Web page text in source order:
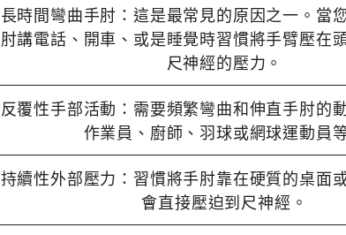
長時間彎曲手肘：這是最常見的原因之一。當
肘講電話、開車、或是睡覺時習慣將手臂壓在
尺神經的壓力。
反覆性手部活動：需要頻繁彎曲和伸直手肘的
作業員、廚師、羽球或網球運動員
持續性外部壓力：習慣將手肘靠在硬質的桌面
會直接壓迫到尺神經。